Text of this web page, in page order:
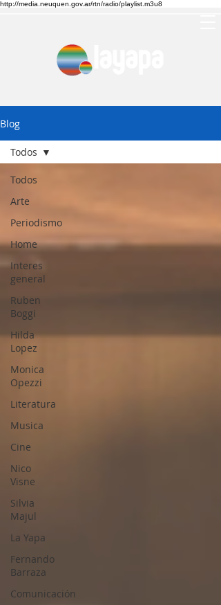
http://media.neuquen.gov.ar/rtn/radio/playlist.m3u8
Blog
Todos
Arte
Periodismo
Home
Interes
general
Ruben
Boggi
Hilda
Lopez
Monica
Opezzi
Literatura
Musica
Cine
Nico
Visne
Silvia
Majul
La Yapa
Fernando
Barraza
Comunicación
Todos